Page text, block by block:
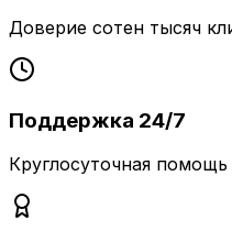
Доверие сотен тысяч
Поддержка 24/7
Круглосуточная